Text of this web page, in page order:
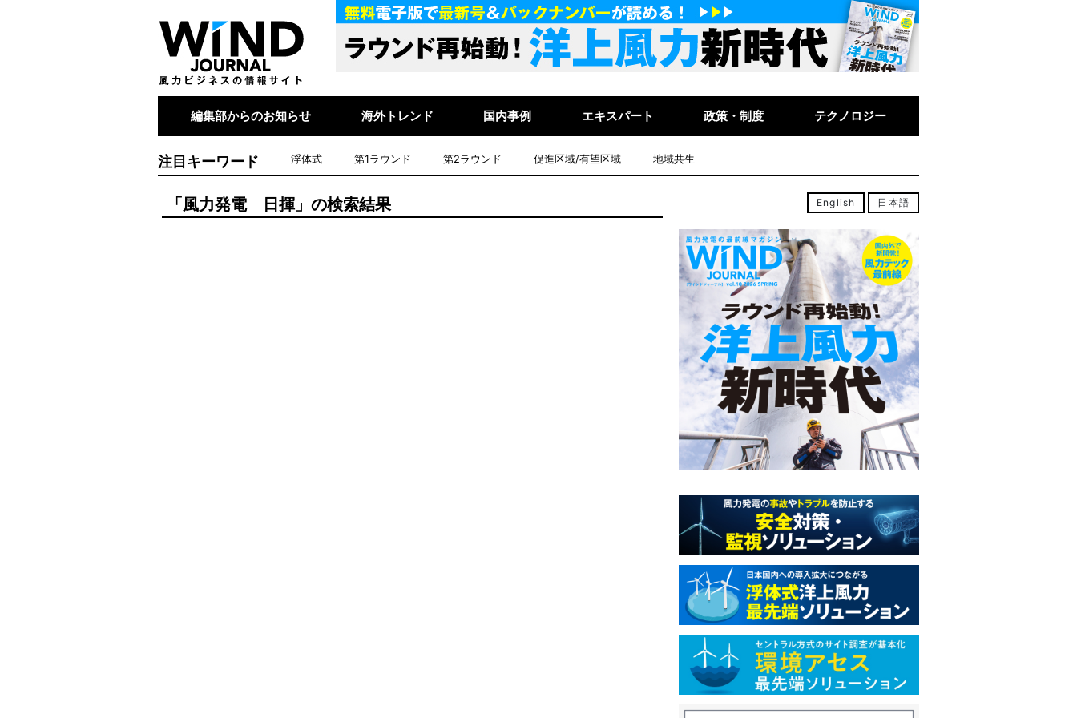
編集部からのお知らせ 海外トレンド 国内事例 エキスパート 政策・制度 テクノロジー
注目キーワード 浮体式 第1ラウンド 第2ラウンド 促進区域/有望区域 地域共生
「風力発電 日揮」の検索結果 English 日本語